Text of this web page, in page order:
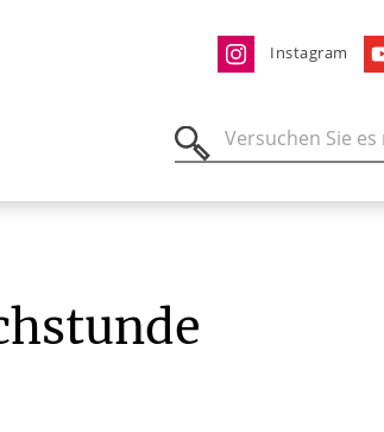
Instagram